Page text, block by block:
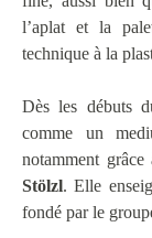
l’aplat et la
technique à la
Dès les débuts
comme un
notamment grâce
Stölzl. Elle
fondé par le